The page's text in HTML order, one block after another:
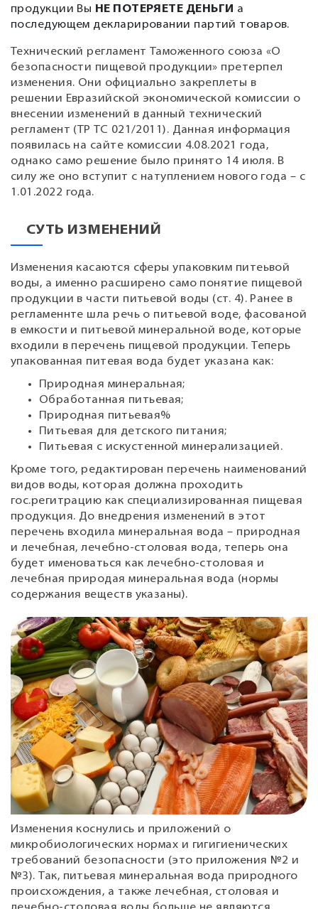
продукции Вы НЕ ПОТЕРЯЕТЕ ДЕНЬГИ а
последующем декларировании партий товаров.
Технический регламент Таможенного союза «О
безопасности пищевой продукции» претерпел
изменения. Они официально закреплеты в
решении Евразийской экономической комиссии о
внесении изменений в данный технический
регламент (ТР ТС 021/2011). Данная информация
появилась на сайте комиссии 4.08.2021 года,
однако само решение было принято 14 июля. В
силу же оно вступит с натуплением нового года – с
1.01.2022 года.
СУТЬ ИЗМЕНЕНИЙ
Изменения касаются сферы упаковким питеьвой
воды, а именно расширено само понятие пищевой
продукции в части питьевой воды (ст. 4). Ранее в
регламеннте шла речь о питьевой воде, фасованой
в емкости и питьевой минеральной воде, которые
входили в перечень пищевой продукции. Теперь
упакованная питевая вода будет указана как:
Природная минеральная;
Обработанная питьевая;
Природная питьевая%
Питьевая для детского питания;
Питьевая с искустенной минерализацией.
Кроме того, редактирован перечень наименований
видов воды, которая должна проходить
гос.регитрацию как специализированная пищевая
продукция. До внедрения изменений в этот
перечень входила минеральная вода – природная
и лечебная, лечебно-столовая вода, теперь она
будет именоваться как лечебно-столовая и
лечебная природая минеральная вода (нормы
содержания веществ указаны).
Изменения коснулись и приложений о
микробиологических нормах и гигигиенических
требований безопасности (это приложения №2 и
№3). Так, питьевая минеральная вода природного
происхождения, а также лечебная, столовая и